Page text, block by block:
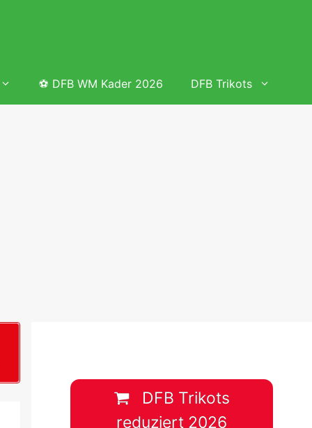
&
&
⚽ DFB WM Kader 2026 DFB Trikots
DFB Trikots
reduziert 2026